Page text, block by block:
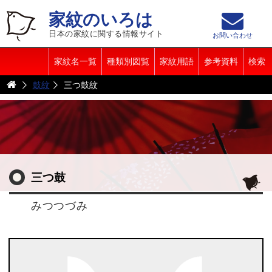
家紋のいろは
日本の家紋に関する情報サイト
家紋名一覧 種類別図覧 家紋用語 参考資料 検索
お問い合わせ
鼓紋 三つ鼓紋
三つ鼓
みつつづみ